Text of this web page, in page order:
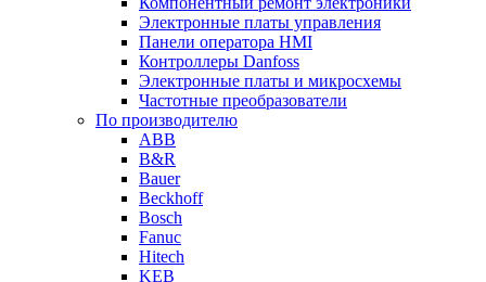
Электронные платы управления
Панели оператора HMI
Контроллеры Danfoss
Электронные платы и микросхемы
Частотные преобразователи
По производителю
ABB
B&R
Bauer
Beckhoff
Bosch
Fanuc
Hitech
KEB